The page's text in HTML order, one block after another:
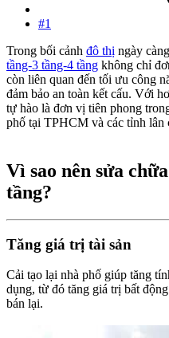
#1
Trong bối cảnh đô thị ngày
tầng-3 tầng-4 tầng không chỉ
còn liên quan đến tối ưu công
đảm bảo an toàn kết cấu. Với
tự hào là đơn vị tiên phong
phố tại TPHCM và các tỉnh lân
Vì sao nên sửa
tầng?​
Tăng giá trị tài sản​
Cải tạo lại nhà phố giúp tăng
dụng, từ đó tăng giá trị bất
bán lại.